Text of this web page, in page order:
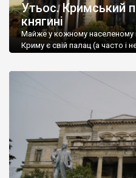
Утьос. Кримський
княгині
Майже у кожному населеному
Криму є свій палац (а часто і